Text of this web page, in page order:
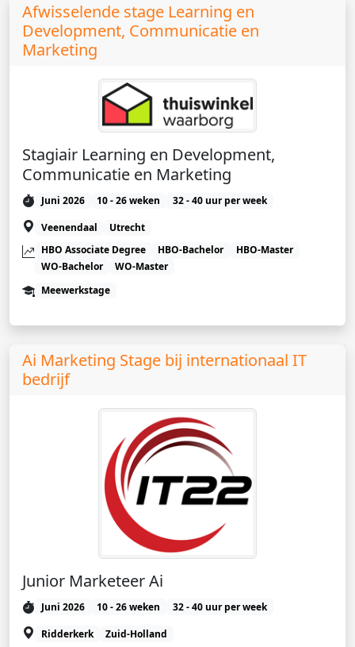
Afwisselende stage Learning en
Development, Communicatie en
Marketing
Stagiair Learning en Development,
Communicatie en Marketing
Juni 2026 10 - 26 weken
32 - 40 uur per week
Veenendaal
Utrecht
HBO Associate Degree
HBO-Bachelor
HBO-Master
WO-Bachelor
WO-Master
Meewerkstage
Ai Marketing Stage bij internationaal IT
bedrijf
Junior Marketeer Ai
Juni 2026 10 - 26 weken
32 - 40 uur per week
Ridderkerk
Zuid-Holland